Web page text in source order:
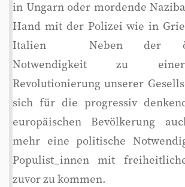
in Ungarn oder mordende
Hand mit der Polizei wie in
Italien  Neben der
Notwendigkeit zu
Revolutionierung unserer
sich für die progressiv
europäischen Bevölkerung
mehr eine politische
Populist_innen mit
zuvor zu kommen.